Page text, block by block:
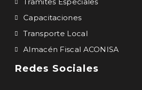
Capacitaciones
Transporte Local
Almacén Fiscal ACONISA
Redes Sociales